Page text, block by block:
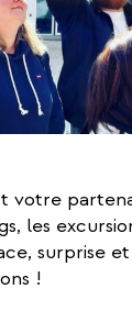
votre
les
surprise
!